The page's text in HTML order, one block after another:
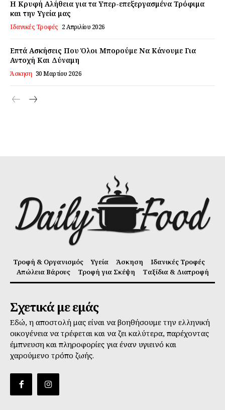
Ο λογαριασμός μου
Επικοινωνία
Η Κρυφή Αλήθεια για τα Υπερ-επεξεργασμένα Τρόφιμα
και την Υγεία μας
Ιδανικές Τροφές 2 Απριλίου 2026
Επτά Ασκήσεις Που Όλοι Μπορούμε Να Κάνουμε Για
Αντοχή Και Δύναμη
Άσκηση 30 Μαρτίου 2026
Τροφή & Οργανισμός Υγεία Άσκηση
Ιδανικές Τροφές
Απώλεια Βάρους
Τροφή για Σκέψη Ταξίδια & Διατροφή
Σχετικά με εμάς
Εδώ, η αποστολή μας είναι να βοηθήσουμε την ελληνική
οικογένεια να τρέφεται και να ζει καλύτερα, παρέχοντας
έμπνευση και πληροφορίες για έναν υγιεινό και
χαρούμενο τρόπο ζωής.